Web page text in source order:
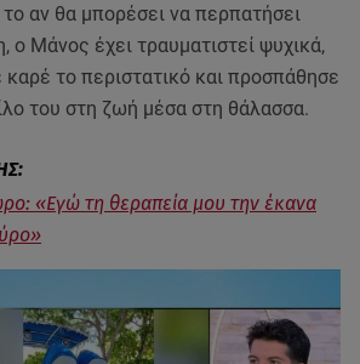
το αν θα μπορέσει να περπατήσει
ο Μάνος έχει τραυματιστεί ψυχικά,
το περιστατικό και προσπάθησε
του στη ζωή μέσα στη θάλασσα.
«Εγώ τη θεραπεία μου την έκανα